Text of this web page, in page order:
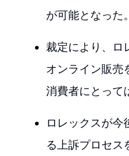
が可能となった
裁定により、ロ
オンライン販売
消費者にとって
ロレックスが今
る上訴プロセス